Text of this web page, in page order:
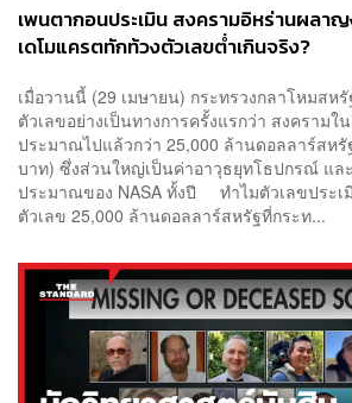
เพนตากอนประเมิน สงครามอิหร่านผลา
เดโมแครตทักท้วงตัวเลขต่ำเกินจริง?
เมื่อวานนี้ (29 เมษายน) กระทรวงกลาโหมสหรั
ตัวเลขอย่างเป็นทางการครั้งแรกว่า สงคราม
ประมาณไปแล้วกว่า 25,000 ล้านดอลลาร์สห
บาท) ซึ่งส่วนใหญ่เป็นค่าอาวุธยุทโธปกรณ์ และ
ประมาณของ NASA ทั้งปี ทำไมตัวเลขประเมิ
ตัวเลข 25,000 ล้านดอลลาร์สหรัฐที่กระท...